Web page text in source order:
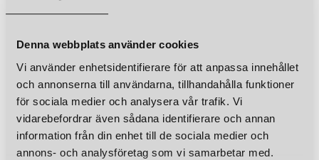
Denna webbplats använder cookies
Vi använder enhetsidentifierare för att anpassa innehållet
och annonserna till användarna, tillhandahålla funktioner
för sociala medier och analysera vår trafik. Vi
vidarebefordrar även sådana identifierare och annan
information från din enhet till de sociala medier och
annons- och analysföretag som vi samarbetar med.